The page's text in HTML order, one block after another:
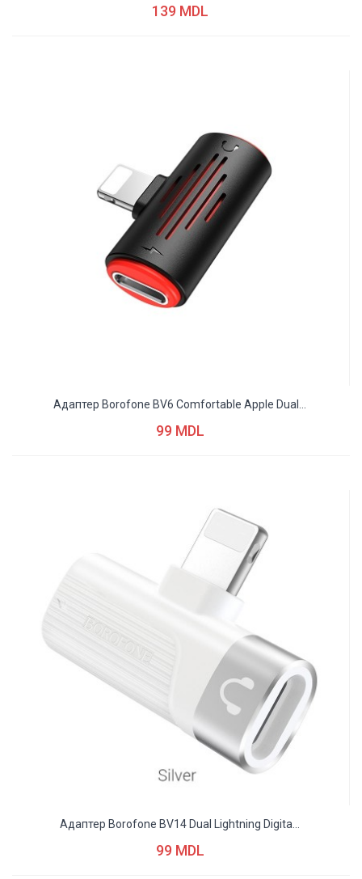
139 MDL
Адаптер Borofone BV6 Comfortable Apple Dual...
99 MDL
Адаптер Borofone BV14 Dual Lightning Digita...
99 MDL